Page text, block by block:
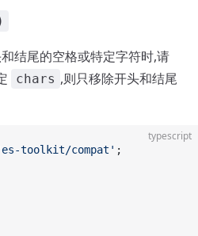
结尾的空格或特定字符时,请
chars ,则只移除开头和结尾
typescript
toolkit/compat' ;